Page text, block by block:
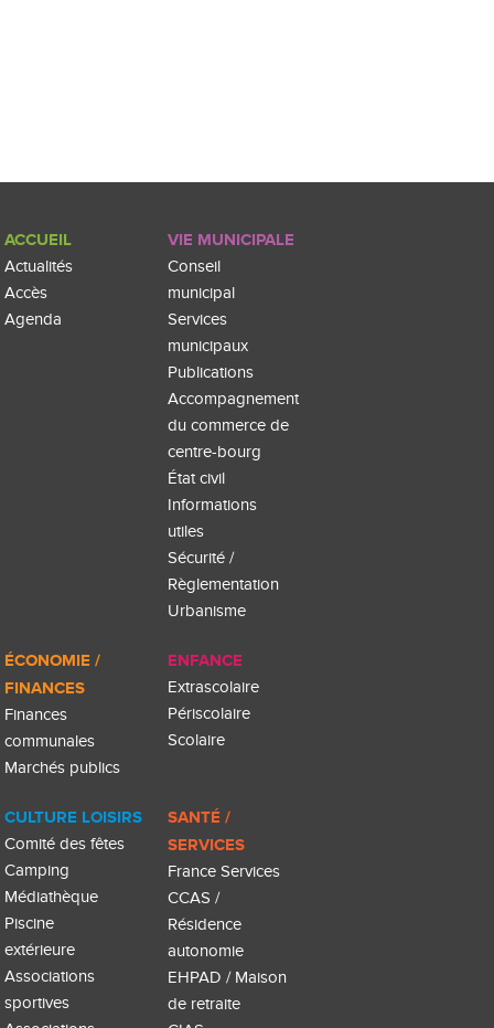
ACCUEIL
Actualités
Accès
Agenda
VIE MUNICIPALE
Conseil
municipal
Services
municipaux
Publications
Accompagnement
du commerce de
centre-bourg
État civil
Informations
utiles
Sécurité /
Règlementation
Urbanisme
ÉCONOMIE /
FINANCES
Finances
communales
Marchés publics
ENFANCE
Extrascolaire
Périscolaire
Scolaire
CULTURE LOISIRS
Comité des fêtes
Camping
Médiathèque
Piscine
extérieure
Associations
sportives
SANTÉ /
SERVICES
France Services
CCAS /
Résidence
autonomie
EHPAD / Maison
de retraite